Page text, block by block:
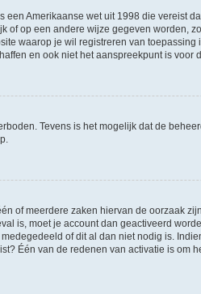
een Amerikaanse wet uit 1998 die
of op een andere wijze gegeven worden,
waarop je wil registreren van
en ook niet het aanspreekpunt is voor
Tevens is het mogelijk dat de
of meerdere zaken hiervan de oorzaak
is, moet je account dan geactiveerd
of dit al dan niet nodig is.
Één van de redenen van activatie is om